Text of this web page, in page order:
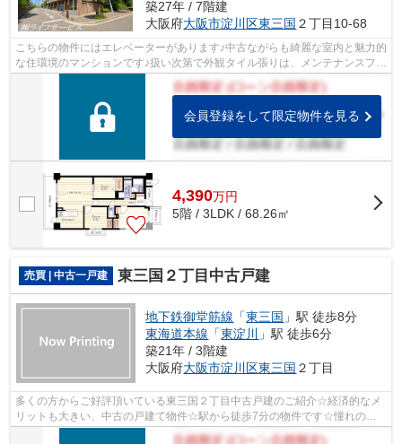
築27年 / 7階建
大阪府大阪市淀川区東三国 ２丁目10-68
こちらの物件にはエレベーターがあります♪中古ながらも綺麗な室内と魅力的
な住環境のマンションです♪扱い次第で外観タイル張りは、メンテナンスフリ
ーとなります♪駅徒歩10分の物件です...
会員登録をして限定物件を見る
4,390万円
5階 / 3LDK / 68.26㎡
売買 | 中古一戸建 東三国２丁目中古戸建
地下鉄御堂筋線 「東三国 」駅 徒歩8分
東海道本線 「東淀川
」駅 徒歩6分
築21年 / 3階建
大阪府大阪市淀川区東三国 ２丁目
多くの方からご好評頂いている東三国２丁目中古戸建のご紹介☆経済的なメ
リットも大きい、中古の戸建て物件☆駅から徒歩7分の物件です☆憧れの吹
き抜け空間のある物件です☆大阪市淀川区で...